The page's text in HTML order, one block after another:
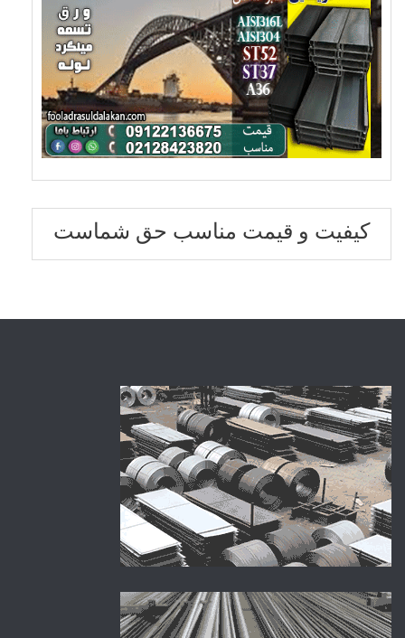
کیفیت و قیمت مناسب حق شماست